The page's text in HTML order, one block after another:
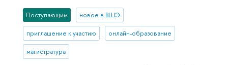
Поступающим новое в ВШЭ
приглашение к участию онлайн-образование
магистратура